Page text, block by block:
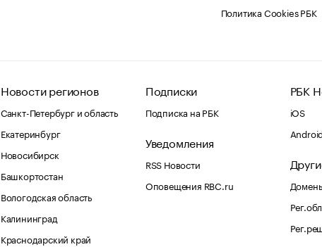
Политика Cookies РБК
Новости регионов
Санкт-Петербург и область
Екатеринбург
Новосибирск
Башкортостан
Вологодская область
Калининград
Краснодарский край
Подписки
Подписка на РБК
Уведомления
RSS Новости
Оповещения RBC.ru
РБК
iOS